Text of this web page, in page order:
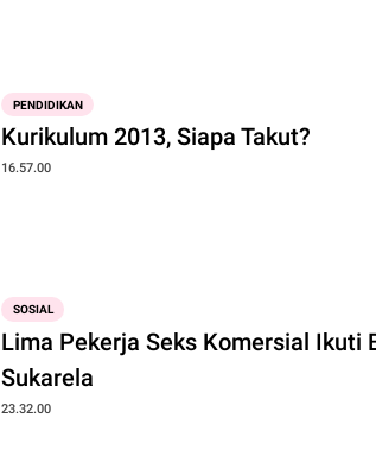
PENDIDIKAN
Kurikulum 2013, Siapa Takut?
16.57.00
SOSIAL
Lima Pekerja Seks Komersial Ikuti
Sukarela
23.32.00